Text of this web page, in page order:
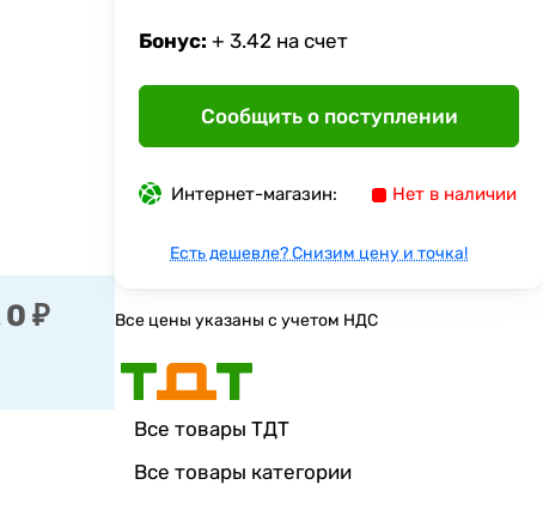
0 ₽
Бонус: + 3.42 на счет
Сообщить о поступлении
Интернет-магазин: Нет в наличии
Есть дешевле? Снизим цену и точка!
Все цены указаны с учетом НДС
Все товары ТДТ
Все товары категории